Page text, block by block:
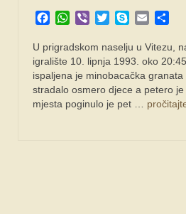
Facebook
WhatsApp
Viber TwitterSkypeEmail
U prigradskom naselju u Vitezu,
igralište 10. lipnja 1993. oko
ispaljena je minobacačka
stradalo osmero djece a petero
mjesta poginulo je pet …